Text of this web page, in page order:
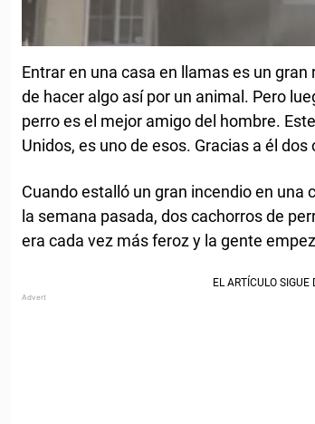
Entrar en una casa en llamas es un
de hacer algo así por un animal. Pero
perro es el mejor amigo del hombre.
Unidos, es uno de esos. Gracias a él
Cuando estalló un gran incendio en una
la semana pasada, dos cachorros de
era cada vez más feroz y la gente